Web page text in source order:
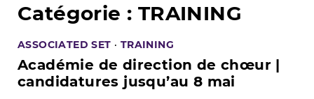
Catégorie : TRAINING
ASSOCIATED SET · TRAINING
Académie de direction de chœur |
candidatures jusqu’au 8 mai